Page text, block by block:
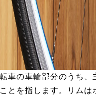
車の車輪部分のうち、
とを指します。リムは